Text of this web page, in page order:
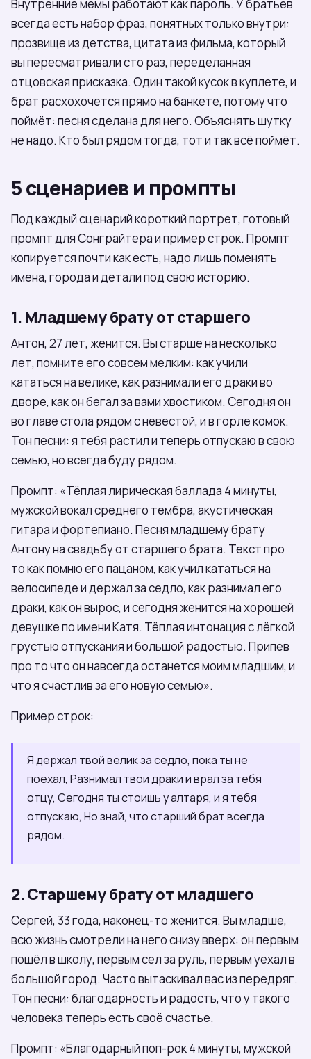
Внутренние мемы работают как пароль. У братьев
всегда есть набор фраз, понятных только внутри:
прозвище из детства, цитата из фильма, который
вы пересматривали сто раз, переделанная
отцовская присказка. Один такой кусок в куплете, и
брат расхохочется прямо на банкете, потому что
поймёт: песня сделана для него. Объяснять шутку
не надо. Кто был рядом тогда, тот и так всё поймёт.
5 сценариев и промпты
Под каждый сценарий короткий портрет, готовый
промпт для Сонграйтера и пример строк. Промпт
копируется почти как есть, надо лишь поменять
имена, города и детали под свою историю.
1. Младшему брату от старшего
Антон, 27 лет, женится. Вы старше на несколько
лет, помните его совсем мелким: как учили
кататься на велике, как разнимали его драки во
дворе, как он бегал за вами хвостиком. Сегодня он
во главе стола рядом с невестой, и в горле комок.
Тон песни: я тебя растил и теперь отпускаю в свою
семью, но всегда буду рядом.
Промпт: «Тёплая лирическая баллада 4 минуты,
мужской вокал среднего тембра, акустическая
гитара и фортепиано. Песня младшему брату
Антону на свадьбу от старшего брата. Текст про
то как помню его пацаном, как учил кататься на
велосипеде и держал за седло, как разнимал его
драки, как он вырос, и сегодня женится на хорошей
девушке по имени Катя. Тёплая интонация с лёгкой
грустью отпускания и большой радостью. Припев
про то что он навсегда останется моим младшим, и
что я счастлив за его новую семью».
Пример строк:
Я держал твой велик за седло, пока ты не
поехал, Разнимал твои драки и врал за тебя
отцу, Сегодня ты стоишь у алтаря, и я тебя
отпускаю, Но знай, что старший брат всегда
рядом.
2. Старшему брату от младшего
Сергей, 33 года, наконец-то женится. Вы младше,
всю жизнь смотрели на него снизу вверх: он первым
пошёл в школу, первым сел за руль, первым уехал в
большой город. Часто вытаскивал вас из передряг.
Тон песни: благодарность и радость, что у такого
человека теперь есть своё счастье.
Промпт: «Благодарный поп-рок 4 минуты, мужской